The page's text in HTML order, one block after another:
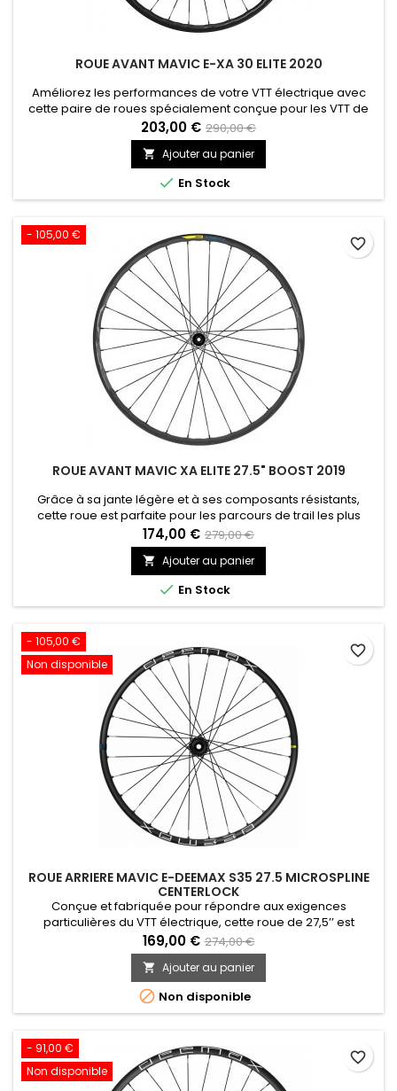
ROUE AVANT MAVIC E-XA 30 ELITE 2020
Améliorez les performances de votre VTT électrique avec
cette paire de roues spécialement conçue pour les VTT de
trail.
203,00 € 290,00 €
 Ajouter au panier
 En Stock
- 105,00 €
ROUE AVANT MAVIC XA ELITE 27.5" BOOST 2019
Grâce à sa jante légère et à ses composants résistants,
cette roue est parfaite pour les parcours de trail les plus
exigeants.
174,00 € 279,00 €
 Ajouter au panier
 En Stock
favorite_border
- 105,00 €
Non disponible
ROUE ARRIERE MAVIC E-DEEMAX S35 27.5 MICROSPLINE
CENTERLOCK
Conçue et fabriquée pour répondre aux exigences
particulières du VTT électrique, cette roue de 27,5’’ est
équipée de jantes en aluminium avec système de protection
contre les crevaisons par pincement, et de toutes les
dernières technologies Mavic.
169,00 € 274,00 €
 Ajouter au panier
 Non disponible
favorite_border
- 91,00 €
Non disponible
favorite_border